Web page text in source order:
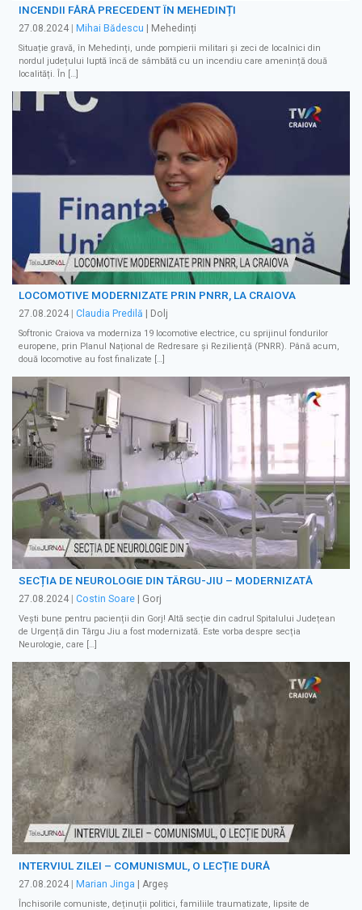
INCENDII FĂRĂ PRECEDENT ÎN MEHEDINȚI
27.08.2024 Mihai Bădescu | Mehedinți
Situație gravă, în Mehedinți, unde pompierii militari și zeci de localnici din
nordul județului luptă încă de sâmbătă cu un incendiu care amenință două
localități. În […]
LOCOMOTIVE MODERNIZATE PRIN PNRR, LA CRAIOVA
27.08.2024 Claudia Predilă | Dolj
Softronic Craiova va moderniza 19 locomotive electrice, cu sprijinul fondurilor
europene, prin Planul Național de Redresare și Reziliență (PNRR). Până acum,
două locomotive au fost finalizate […]
SECȚIA DE NEUROLOGIE DIN TÂRGU-JIU – MODERNIZATĂ
27.08.2024 Costin Soare | Gorj
Vești bune pentru pacienții din Gorj! Altă secție din cadrul Spitalului Județean
de Urgență din Târgu Jiu a fost modernizată. Este vorba despre secția
Neurologie, care […]
INTERVIUL ZILEI – COMUNISMUL, O LECȚIE DURĂ
27.08.2024 | Marian Jinga | Argeș
Închisorile comuniste, deținuții politici, familiile traumatizate, lipsite de